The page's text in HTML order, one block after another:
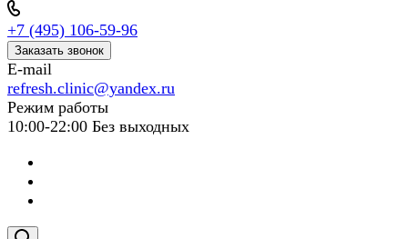
+7 (495) 106-59-96
Заказать звонок
E-mail
refresh.clinic@yandex.ru
Режим работы
10:00-22:00 Без выходных